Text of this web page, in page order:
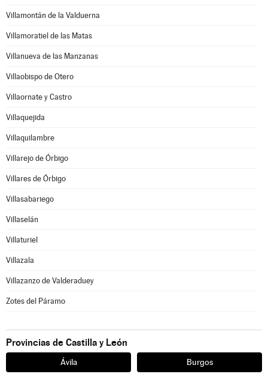
Villamontán de la Valduerna
Villamoratiel de las Matas
Villanueva de las Manzanas
Villaobispo de Otero
Villaornate y Castro
Villaquejida
Villaquilambre
Villarejo de Órbigo
Villares de Órbigo
Villasabariego
Villaselán
Villaturiel
Villazala
Villazanzo de Valderaduey
Zotes del Páramo
Provincias de Castilla y León
Ávila Burgos